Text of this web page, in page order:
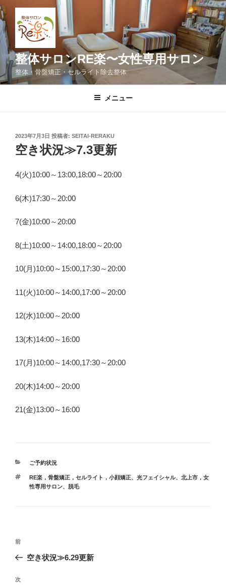
コ
ン
テ
ン
へ
ス
整体サロンRE楽〜女性専用サロン
整体・骨盤矯正・セルライト除去整体
メニュー
投
稿
日:
2023年7月3日 投稿者: SEITAI-RERAKU
空き状況≫7.3更新
4(火)10:00～13:00,18:00～20:00
6(木)17:30～20:00
7(金)10:00～20:00
8(土)10:00～14:00,18:00～20:00
10(月)10:00～15:00,17:30～20:00
11(火)10:00～14:00,17:00～20:00
12(水)10:00～20:00
13(木)14:00～16:00
17(月)10:00～14:00,17:30～20:00
20(木)14:00～20:00
21(金)13:00～16:00
カ
ゴ
リ
ご予約状況
タ
グ
RE楽，骨盤矯正，セルライト，小顔矯正、 光フェイシャル、 北上市，女
性専用サロン、 脱毛
投
ビ
前
の
稿
前
空き状況≫6.29更新
次
次